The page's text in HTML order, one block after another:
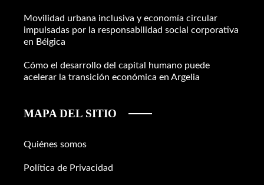
Movilidad urbana inclusiva y economía circular
impulsadas por la responsabilidad social corporativa
en Bélgica
Cómo el desarrollo del capital humano puede
acelerar la transición económica en Argelia
MAPA DEL SITIO
Quiénes somos
Política de Privacidad